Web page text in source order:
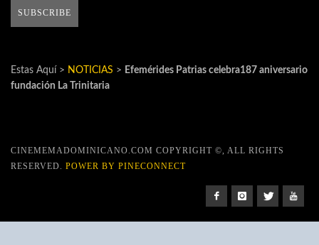
Estas Aquí > NOTICIAS > Efemérides Patrias celebra187 aniversario
fundación La Trinitaria
CINEMEMADOMINICANO.COM COPYRIGHT ©, ALL RIGHTS
RESERVED. POWER BY PINECONNECT